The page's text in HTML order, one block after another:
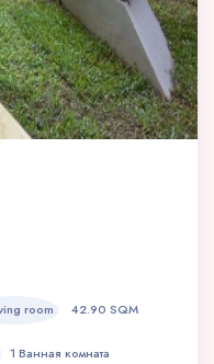
42.90 SQM
1 Ванная комната